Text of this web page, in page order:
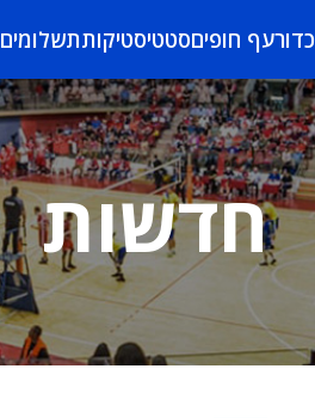
כדורעף חופיםסטטיסטיקותתשלומים
חדשות